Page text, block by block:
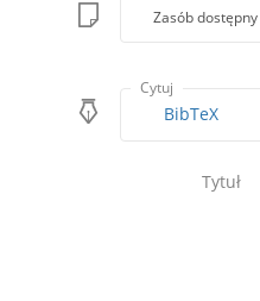
Zasób dostępny
Cytuj
BibTeX
Tytuł